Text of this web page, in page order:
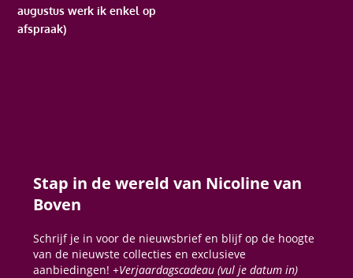
augustus werk ik enkel op
afspraak)
Stap in de wereld van Nicoline van
Boven
Schrijf je in voor de nieuwsbrief en blijf op de hoogte
van de nieuwste collecties en exclusieve
aanbiedingen!+Verjaardagscadeau (vul je datum in)